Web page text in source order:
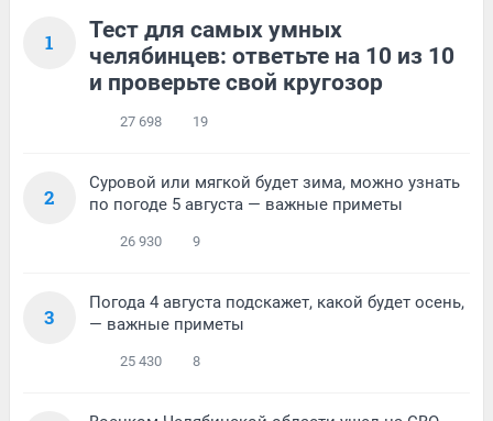
1
Тест для самых умных
челябинцев: ответьте на 10 из 10
и проверьте свой кругозор
27 698 19
2
Суровой или мягкой будет зима, можно узнать
по погоде 5 августа — важные приметы
26 930 9
3
Погода 4 августа подскажет, какой будет осень,
— важные приметы
25 430 8